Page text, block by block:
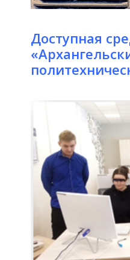
Доступная